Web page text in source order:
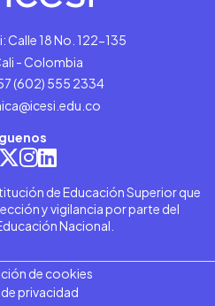
Calle 18 No. 122-135
- Colombia
(602) 555 2334
de Educación Superior que
y vigilancia por parte del
Nacional.
de cookies
privacidad